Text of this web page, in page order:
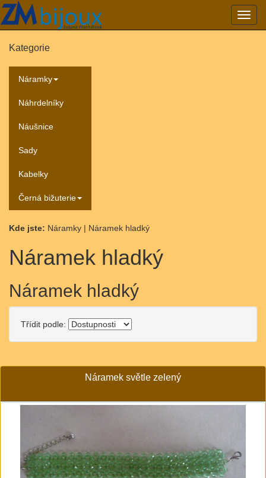
Kategorie
Náramky
Náhrdelníky
Náušnice
Sady
Kabelky
Černá bižuterie
Kde jste: Náramky | Náramek hladký
Náramek hladký
Náramek hladký
Třídit podle:
Náramek světle zelený